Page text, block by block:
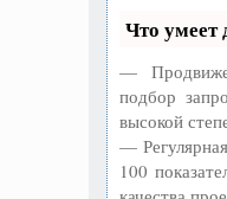
Что умеет
—
подбор
высокой
—
100